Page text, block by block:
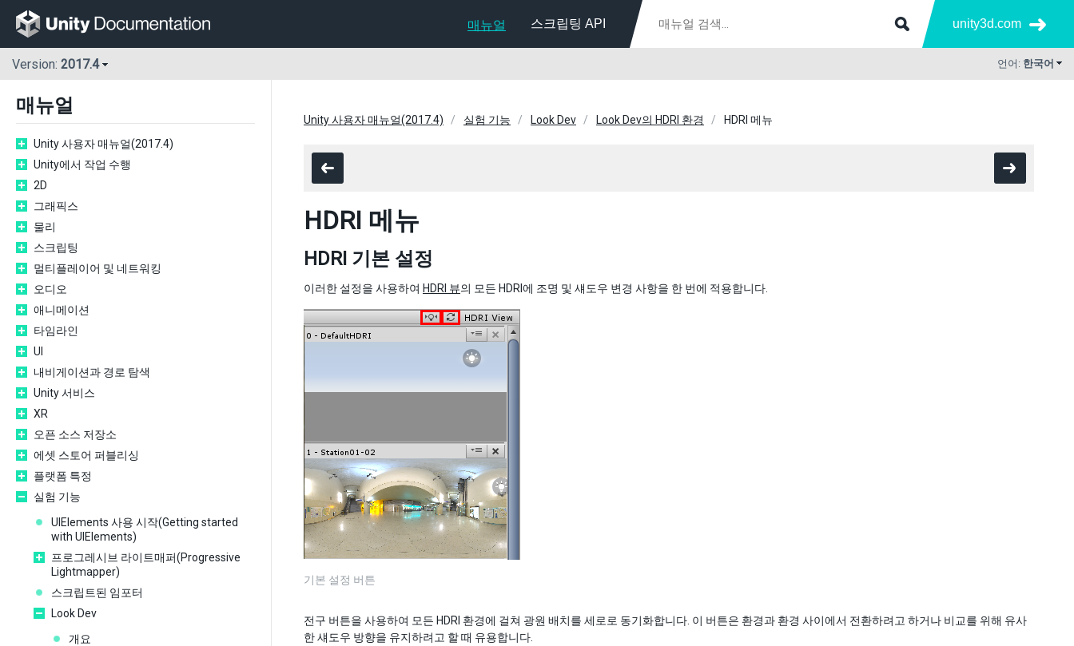
매뉴얼 스크립팅 API unity3d.com
Version: 2017.4 언어: 한국어
매뉴얼
Unity 사용자 매뉴얼(2017.4)
Unity에서 작업 수행
2D
그래픽스
물리
스크립팅
멀티플레이어 및 네트워킹
오디오
애니메이션
타임라인
UI
내비게이션과 경로 탐색
Unity 서비스
XR
오픈 소스 저장소
에셋 스토어 퍼블리싱
플랫폼 특정
실험 기능
UIElements 사용 시작(Getting started
with UIElements)
프로그레시브 라이트매퍼(Progressive
Lightmapper)
스크립트된 임포터
Look Dev
개요
Unity 사용자 매뉴얼(2017.4) 실험 기능 Look Dev Look Dev의 HDRI 환경 HDRI 메뉴
HDRI 메뉴
HDRI 기본 설정
이러한 설정을 사용하여 HDRI 뷰의 모든 HDRI에 조명 및 섀도우 변경 사항을 한 번에 적용합니다.
기본 설정 버튼
전구 버튼을 사용하여 모든 HDRI 환경에 걸쳐 광원 배치를 세로로 동기화합니다. 이 버튼은 환경과 환경 사이에서 전환하려고 하거나 비교를 위해 유사
한 섀도우 방향을 유지하려고 할 때 유용합니다.